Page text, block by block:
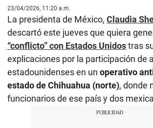
23/04/2026, 11:20 a.m.
La presidenta de México, Claudia
descartó este jueves que quiera
“conflicto” con Estados Unidostras
explicaciones por la participación de
estadounidenses en un operativo
estado de Chihuahua (norte), donde
funcionarios de ese país y dos